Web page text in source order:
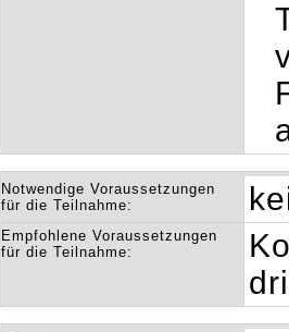
Notwendige Voraussetzungen
für die Teilnahme:
Empfohlene Voraussetzungen
für die Teilnahme: